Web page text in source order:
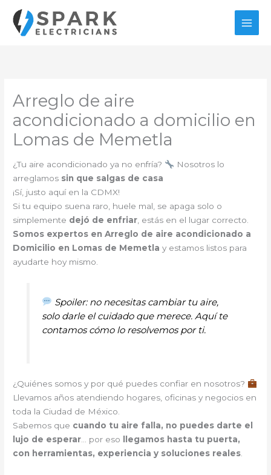
contenido
Arreglo de aire
acondicionado a domicilio en
Lomas de Memetla
¿Tu aire acondicionado ya no enfría?
Nosotros lo
arreglamos sin que salgas de casa
¡Sí, justo aquí en la CDMX!
Si tu equipo suena raro, huele mal, se apaga solo o
simplemente dejó de enfriar, estás en el lugar correcto.
Somos expertos en Arreglo de aire acondicionado a
Domicilio en Lomas de Memetla y estamos listos para
ayudarte hoy mismo.
Spoiler: no necesitas cambiar tu aire,
solo darle el cuidado que merece. Aquí te
contamos cómo lo resolvemos por ti.
¿Quiénes somos y por qué puedes confiar en nosotros?
Llevamos años atendiendo hogares, oficinas y negocios en
toda la Ciudad de México.
Sabemos que cuando tu aire falla, no puedes darte el
lujo de esperar… por eso
llegamos hasta tu puerta,
con herramientas, experiencia y soluciones reales.